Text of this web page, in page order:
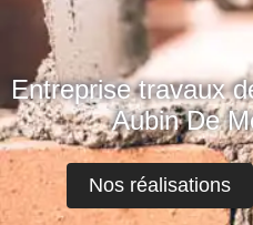
Entreprise travaux
Aubin De
Nos réalisations